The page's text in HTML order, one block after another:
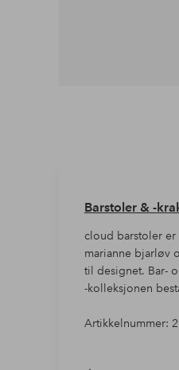
Barstoler & -
cloud barstoler
marianne bjarløv
til designet. Bar-
-kolleksjonen
Artikkelnummer: